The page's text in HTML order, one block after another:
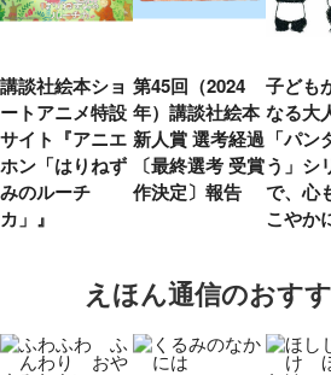
講談社絵本ショ
ートアニメ特設
サイト『アニエ
ホン「はりねず
みのルーチ
カ」』
第45回（2024
年）講談社絵本
新人賞 選考経過
〔最終選考 受賞
作決定〕報告
子ども
なる大
「パ
う」シ
で、心
こやか
えほん通信のおす